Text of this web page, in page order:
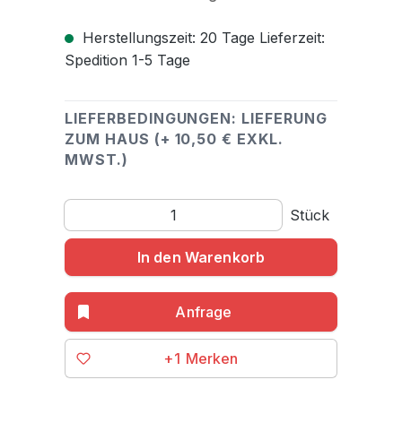
Herstellungszeit: 20 Tage Lieferzeit:
Spedition 1-5 Tage
LIEFERBEDINGUNGEN: LIEFERUNG
ZUM HAUS (+ 10,50 € EXKL.
MWST.)
Produkt Anzahl: Gib den gewünschten Wert ein
Stück
In den Warenkorb
+1